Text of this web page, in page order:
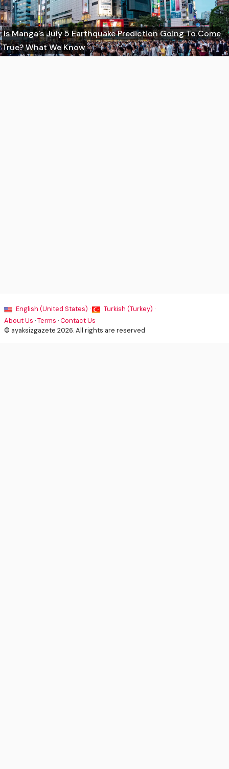
Is Manga's July 5 Earthquake Prediction Going To Come
True? What We Know
English (United States) ·
Turkish (Turkey) ·
About Us ·Terms ·Contact Us
© ayaksizgazete 2026. All rights are reserved